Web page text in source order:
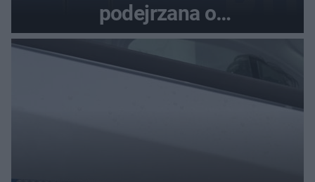
podejrzana o
przywłaszczenie 470 000 zł